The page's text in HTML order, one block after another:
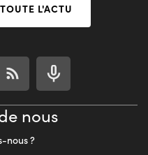
L'ACTU
nous
nous ?